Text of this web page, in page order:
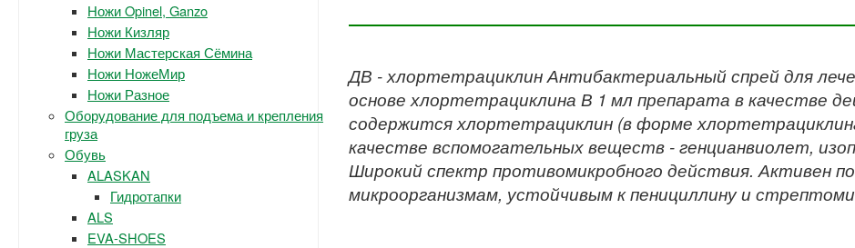
Ножи Opinel, Ganzo
Ножи Кизляр
Ножи Мастерская Сёмина
Ножи НожеМир
Ножи Разное
Оборудование для подъема и крепления
груза
Обувь
ALASKAN
Гидротапки
ALS
EVA-SHOES
ДВ - хлортетрациклин Антибактериальный спрей для
основе хлортетрациклина В 1 мл препарата в качестве
содержится хлортетрациклин (в форме
качестве вспомогательных веществ - генцианвиолет,
Широкий спектр противомикробного действия. Активен
микроорганизмам, устойчивым к пенициллину и